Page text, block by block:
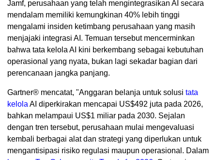
Jamf, perusahaan yang telah mengintegrasikan AI secara
mendalam memiliki kemungkinan 40% lebih tinggi
mengalami insiden ketimbang perusahaan yang masih
menjajaki integrasi AI. Temuan tersebut mencerminkan
bahwa tata kelola AI kini berkembang sebagai kebutuhan
operasional yang nyata, bukan lagi sekadar bagian dari
perencanaan jangka panjang.
Gartner® mencatat, "Anggaran belanja untuk solusi tata
kelola AI diperkirakan mencapai US$492 juta pada 2026,
bahkan melampaui US$1 miliar pada 2030. Sejalan
dengan tren tersebut, perusahaan mulai mengevaluasi
kembali berbagai alat dan strategi yang diperlukan untuk
mengantisipasi risiko regulasi maupun operasional. Dalam